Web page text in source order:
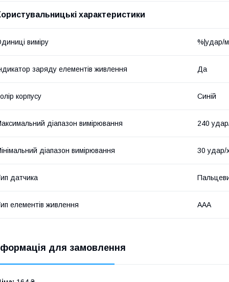
характеристики
виміру %|удар/
заряду елементів живлення Да
корпусу Синій
діапазон вимірювання 240
діапазон вимірювання 30 удар/
датчика
елементів живлення AAA
для замовлення